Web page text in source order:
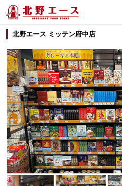
北野エース ミッテン府中店